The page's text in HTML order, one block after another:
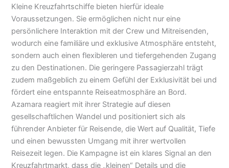
Kleine Kreuzfahrtschiffe bieten hierfür ideale
Voraussetzungen. Sie ermöglichen nicht nur eine
persönlichere Interaktion mit der Crew und Mitreisenden,
wodurch eine familiäre und exklusive Atmosphäre entsteht,
sondern auch einen flexibleren und tiefergehenden Zugang
zu den Destinationen. Die geringere Passagierzahl trägt
zudem maßgeblich zu einem Gefühl der Exklusivität bei und
fördert eine entspannte Reiseatmosphäre an Bord.
Azamara reagiert mit ihrer Strategie auf diesen
gesellschaftlichen Wandel und positioniert sich als
führender Anbieter für Reisende, die Wert auf Qualität, Tiefe
und einen bewussten Umgang mit ihrer wertvollen
Reisezeit legen. Die Kampagne ist ein klares Signal an den
Kreuzfahrtmarkt, dass die „kleinen“ Details und die